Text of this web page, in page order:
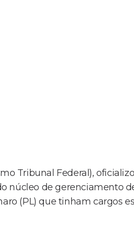
Tribunal Federal),
núcleo de gerenciamento
(PL) que tinham cargos